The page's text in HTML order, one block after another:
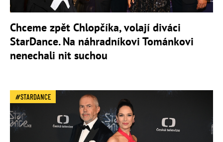
Chceme zpět Chlopčíka, volají diváci
StarDance. Na náhradníkovi Tománkovi
nenechali nit suchou
STARDANCE